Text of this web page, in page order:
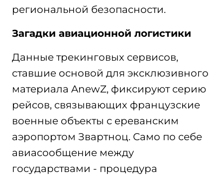
региональной безопасности.
Загадки авиационной логистики
Данные трекинговых сервисов,
ставшие основой для эксклюзивного
материала AnewZ, фиксируют серию
рейсов, связывающих французские
военные объекты с ереванским
аэропортом Звартноц. Само по себе
авиасообщение между
государствами - процедура